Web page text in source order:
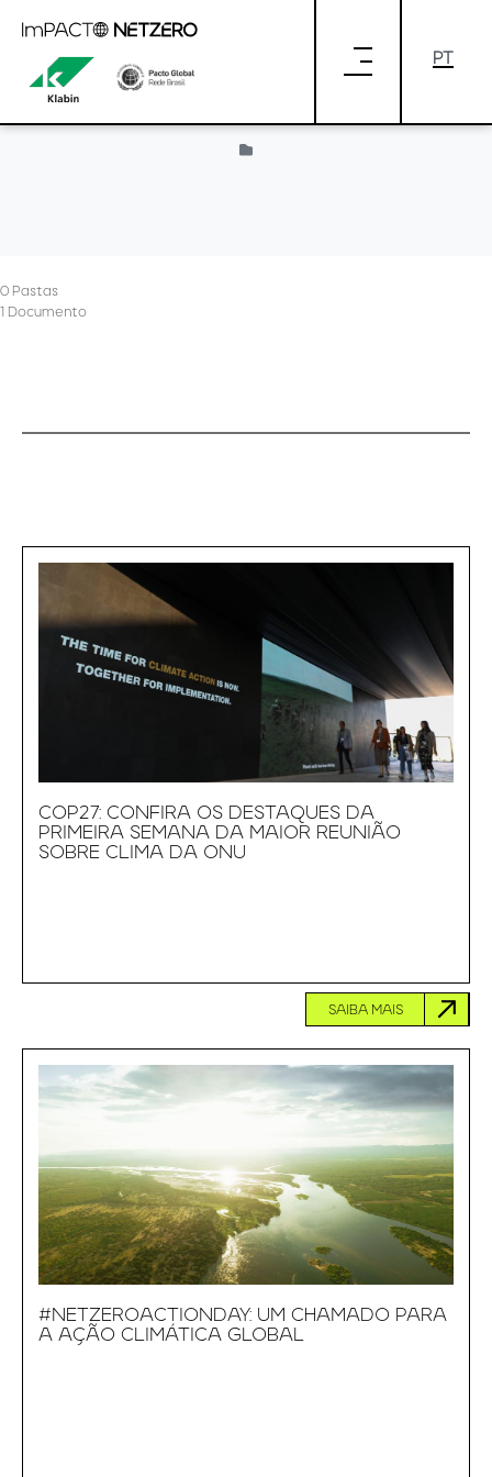
loading
0 Pastas
1 Documento
COP27: CONFIRA OS DESTAQUES DA
PRIMEIRA SEMANA DA MAIOR REUNIÃO
SOBRE CLIMA DA ONU
SAIBA MAIS
#NETZEROACTIONDAY: UM CHAMADO PARA
A AÇÃO CLIMÁTICA GLOBAL